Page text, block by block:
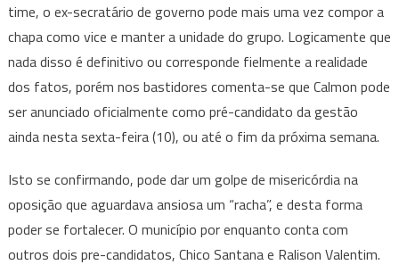
time, o ex-secratário de governo pode mais uma vez compor a
chapa como vice e manter a unidade do grupo. Logicamente que
nada disso é definitivo ou corresponde fielmente a realidade
dos fatos, porém nos bastidores comenta-se que Calmon pode
ser anunciado oficialmente como pré-candidato da gestão
ainda nesta sexta-feira (10), ou até o fim da próxima semana.
Isto se confirmando, pode dar um golpe de misericórdia na
oposição que aguardava ansiosa um “racha”, e desta forma
poder se fortalecer. O município por enquanto conta com
outros dois pre-candidatos, Chico Santana e Ralison Valentim.